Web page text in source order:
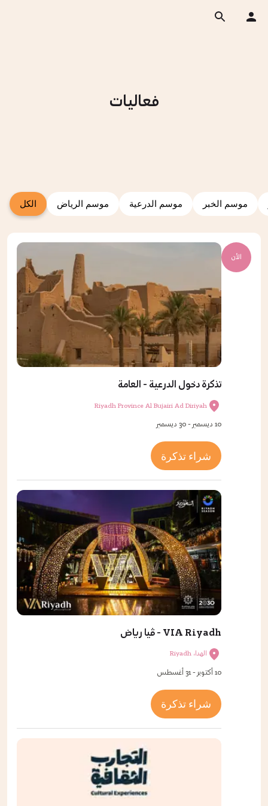
فعاليات
الكل موسم الرياض موسم الدرعية موسم الخبر
الأن
تذكرة دخول الدرعية - العامة
Riyadh Province Al Bujairi Ad Diriyah
10 ديسمبر - 30 ديسمبر
شراء تذكرة
VIA Riyadh - ڤيا رياض
الهدا، Riyadh
10 أكتوبر - 31 أغسطس
شراء تذكرة